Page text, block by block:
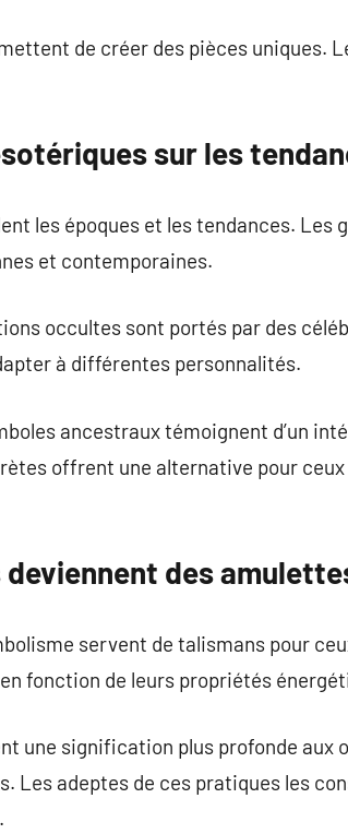
de créer des pièces uniques.
sur les
les époques et les tendances. Les
et contemporaines.
occultes sont portés par des
à différentes personnalités.
ancestraux témoignent d’un
offrent une alternative pour
deviennent des
servent de talismans pour
fonction de leurs propriétés
une signification plus profonde aux
Les adeptes de ces pratiques les